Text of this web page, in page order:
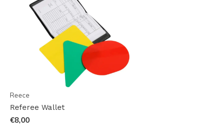
Reece
Referee Wallet
€8,00